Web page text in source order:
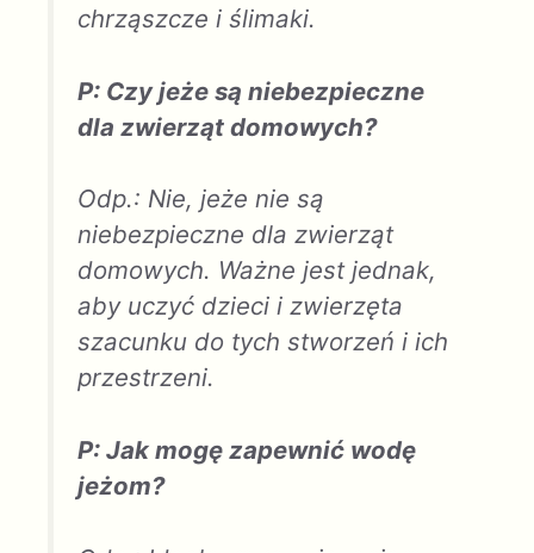
chrząszcze i ślimaki.
P: Czy jeże są niebezpieczne
dla zwierząt domowych?
Odp.: Nie, jeże nie są
niebezpieczne dla zwierząt
domowych. Ważne jest jednak,
aby uczyć dzieci i zwierzęta
szacunku do tych stworzeń i ich
przestrzeni.
P: Jak mogę zapewnić wodę
jeżom?